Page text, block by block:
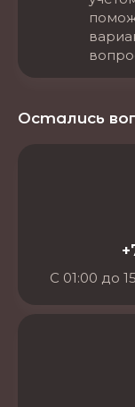
Остались
С 01:00 до